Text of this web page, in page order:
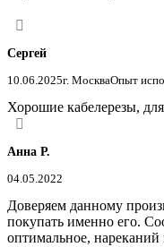
Сергей
10.06.2025г. МоскваОпыт
Хорошие кабелерезы,
Анна Р.
04.05.2022
Доверяем данному
покупать именно его.
оптимальное, нареканий